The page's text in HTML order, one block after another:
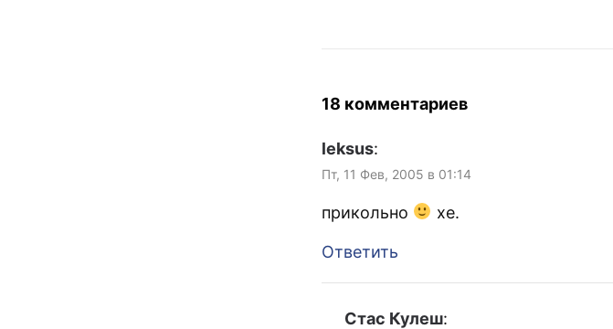
18 комментариев
leksus:
Пт, 11 Фев, 2005 в 01:14
прикольно хе.
Ответить
Стас Кулеш: